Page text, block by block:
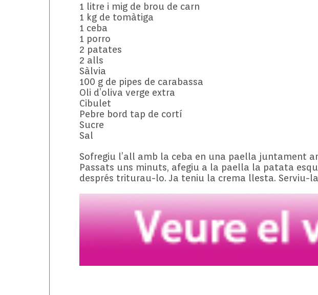
1 litre i mig de brou de carn
1 kg de tomàtiga
1 ceba
1 porro
2 patates
2 alls
Sàlvia
100 g de pipes de carabassa
Oli d’oliva verge extra
Cibulet
Pebre bord tap de cortí
Sucre
Sal
Sofregiu l’all amb la ceba en una paella juntament
Passats uns minuts, afegiu a la paella la patata
després triturau-lo. Ja teniu la crema llesta. Serviu-